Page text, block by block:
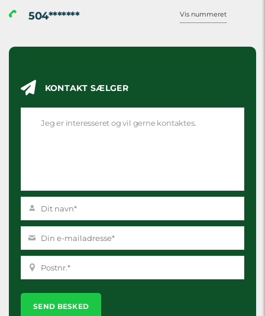
504******* Vis nummeret
KONTAKT SÆLGER
Please
leave